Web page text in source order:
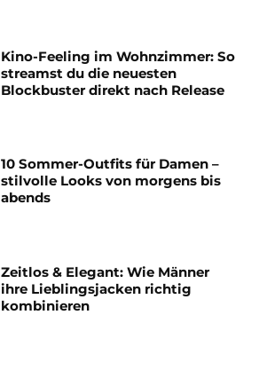
Kino-Feeling im Wohnzimmer: So
streamst du die neuesten
Blockbuster direkt nach Release
10 Sommer-Outfits für Damen –
stilvolle Looks von morgens bis
abends
Zeitlos & Elegant: Wie Männer
ihre Lieblingsjacken richtig
kombinieren